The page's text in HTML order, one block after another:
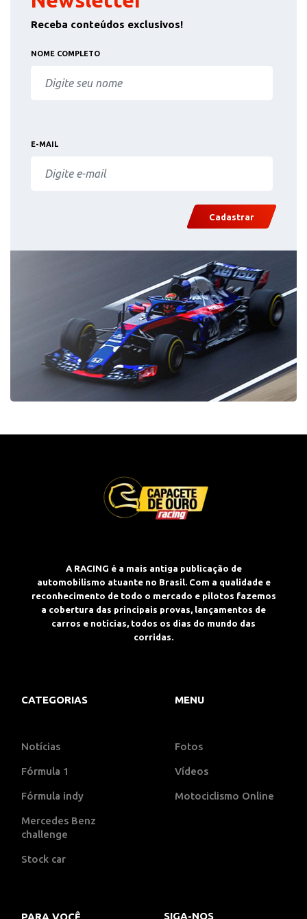
Receba conteúdos exclusivos!
NOME COMPLETO
E-MAIL
Cadastrar
A RACING é a mais antiga publicação de
automobilismo atuante no Brasil. Com a qualidade e
reconhecimento de todo o mercado e pilotos fazemos
a cobertura das principais provas, lançamentos de
carros e notícias, todos os dias do mundo das
corridas.
CATEGORIAS
Notícias
Fórmula 1
Fórmula indy
Mercedes Benz
challenge
Stock car
MENU
Fotos
Vídeos
Motociclismo Online
PARA VOCÊ SIGA-NOS